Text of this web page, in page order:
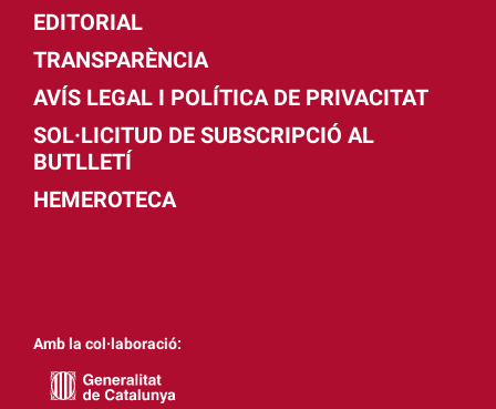
EDITORIAL
TRANSPARÈNCIA
AVÍS LEGAL I POLÍTICA DE PRIVACITAT
SOL·LICITUD DE SUBSCRIPCIÓ AL
BUTLLETÍ
HEMEROTECA
Amb la col·laboració: